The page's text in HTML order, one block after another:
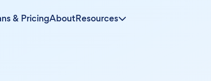
& PricingAboutResources